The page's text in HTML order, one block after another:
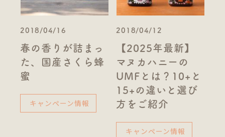
2018/04/16
春の香りが詰まっ
た、国産さくら蜂
蜜
キャンペーン情報
2018/04/12
【2025年最新】
マヌカハニーの
UMFとは？10+と
15+の違いと選び
方をご紹介
キャンペーン情報